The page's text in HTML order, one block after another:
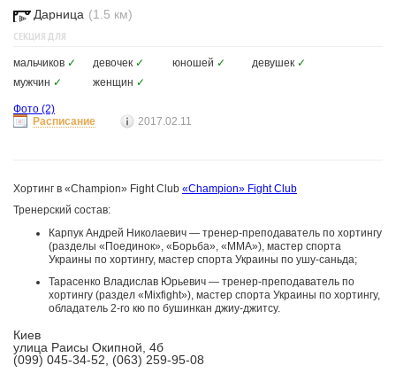
Дарница (1.5 км)
СЕКЦИЯ ДЛЯ
мальчиков ✓ девочек ✓ юношей ✓ девушек ✓
мужчин ✓ женщин ✓
Фото (2)
Расписание
2017.02.11
Хортинг в «Champion» Fight Club «Champion» Fight Club
Тренерский состав:
Карпук Андрей Николаевич — тренер-преподаватель по хортингу
(разделы «Поединок», «Борьба», «ММА»), мастер спорта
Украины по хортингу, мастер спорта Украины по ушу-саньда;
Тарасенко Владислав Юрьевич — тренер-преподаватель по
хортингу (раздел «Mixfight»), мастер спорта Украины по хортингу,
обладатель 2-го кю по бушинкан джиу-джитсу.
Киев
улица Раисы Окипной, 4б
(099) 045-34-52, (063) 259-95-08